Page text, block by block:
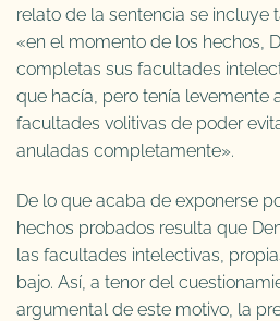
relato de la sentencia se incluye
«en el momento de los hechos,
completas sus facultades
que hacía, pero tenía levemente
facultades volitivas de poder
anuladas completamente».
De lo que acaba de exponerse
hechos probados resulta que
las facultades intelectivas,
bajo. Así, a tenor del
argumental de este motivo, la